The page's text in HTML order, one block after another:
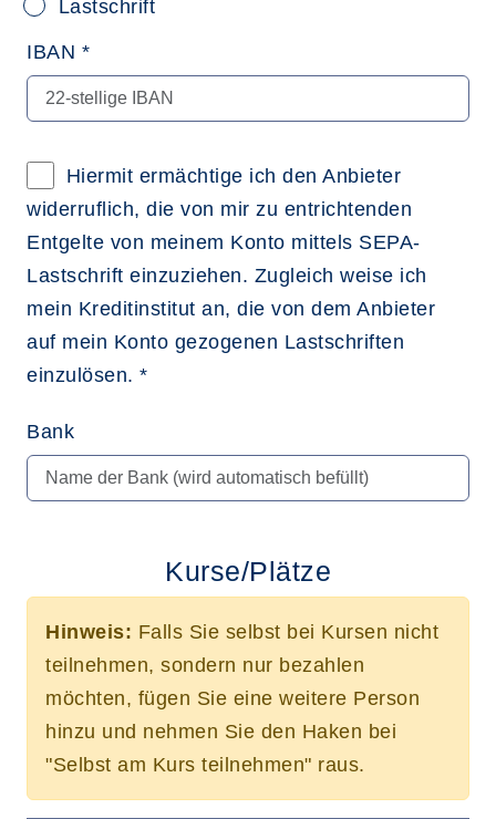
Lastschrift
IBAN *
Hiermit ermächtige ich den Anbieter
widerruflich, die von mir zu entrichtenden
Entgelte von meinem Konto mittels SEPA-
Lastschrift einzuziehen. Zugleich weise ich
mein Kreditinstitut an, die von dem Anbieter
auf mein Konto gezogenen Lastschriften
einzulösen. *
Bank
Kurse/Plätze
Hinweis: Falls Sie selbst bei Kursen nicht
teilnehmen, sondern nur bezahlen
möchten, fügen Sie eine weitere Person
hinzu und nehmen Sie den Haken bei
"Selbst am Kurs teilnehmen" raus.